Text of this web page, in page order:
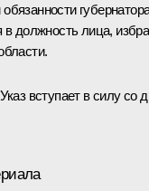
в должность лица,
вступает в силу со